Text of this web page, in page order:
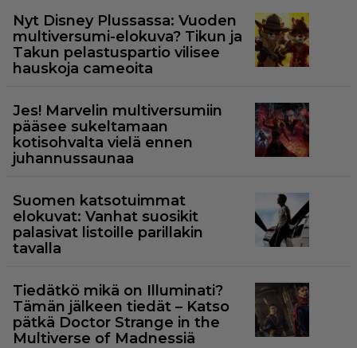
Nyt Disney Plussassa: Vuoden
multiversumi-elokuva? Tikun ja
Takun pelastuspartio vilisee
hauskoja cameoita
Jes! Marvelin multiversumiin
pääsee sukeltamaan
kotisohvalta vielä ennen
juhannussaunaa
Suomen katsotuimmat
elokuvat: Vanhat suosikit
palasivat listoille parillakin
tavalla
Tiedätkö mikä on Illuminati?
Tämän jälkeen tiedät – Katso
pätkä Doctor Strange in the
Multiverse of Madnessiä